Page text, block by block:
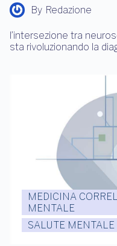
By Redazione
l’intersezione tra
sta rivoluzionando la
MEDICINA
MENTALE
SALUTE MENTALE